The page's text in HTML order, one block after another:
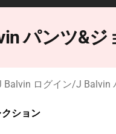
パンツ&ジ
Balvin ログイン/J Balvin
ション